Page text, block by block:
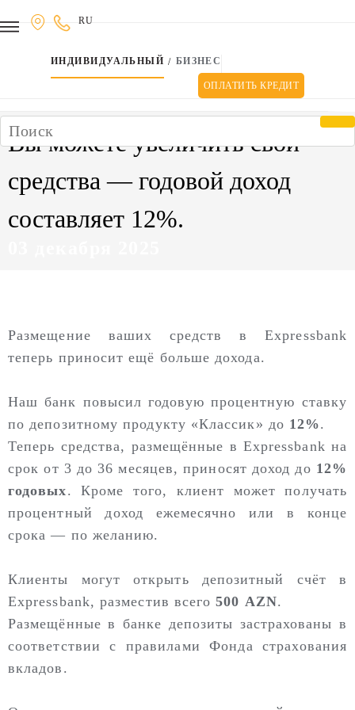
RU
ИНДИВИДУАЛЬНЫЙ / БИЗНЕС
ОПЛАТИТЬ КРЕДИТ
Вы можете увеличить свои
средства — годовой доход
составляет 12%.
Размещение ваших средств в Expressbank
теперь приносит ещё больше дохода.
Наш банк повысил годовую процентную ставку
по депозитному продукту «Классик» до 12%.
Теперь средства, размещённые в Expressbank на
срок от 3 до 36 месяцев, приносят доход до 12%
годовых. Кроме того, клиент может получать
процентный доход ежемесячно или в конце
срока — по желанию.
Клиенты могут открыть депозитный счёт в
Expressbank, разместив всего500 AZN.
Размещённые в банке депозиты застрахованы в
соответствии с правилами Фонда страхования
вкладов.